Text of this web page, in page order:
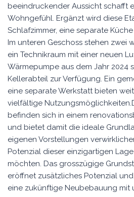
beeindruckender Aussicht schafft
Wohngefühl. Ergänzt wird diese
Schlafzimmer, eine separate
Im unteren Geschoss stehen zwei
ein Technikraum mit einer neuen
Wärmepumpe aus dem Jahr 2024
Kellerabteil zur Verfügung. Ein
eine separate Werkstatt bieten
vielfältige
befinden sich in einem
und bietet damit die ideale
eigenen Vorstellungen
Potenzial dieser einzigartigen
möchten. Das grosszügige
eröffnet zusätzliches Potenzial
eine zukünftige Neubebauung mit